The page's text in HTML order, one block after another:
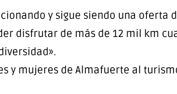
y sigue siendo una oferta
disfrutar de más de 12 mil km
y mujeres de Almafuerte al